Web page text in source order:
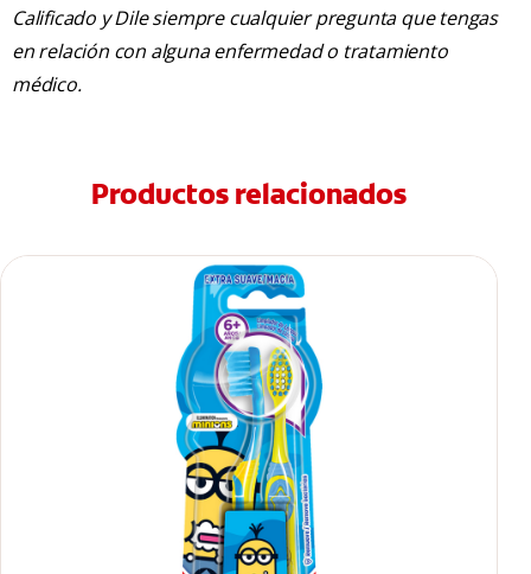
Calificado y Dile siempre cualquier pregunta que tengas
en relación con alguna enfermedad o tratamiento
médico.
Productos relacionados